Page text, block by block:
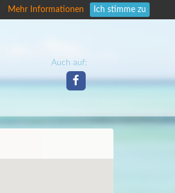
Mehr Informationen Ich stimme zu
Auch auf: